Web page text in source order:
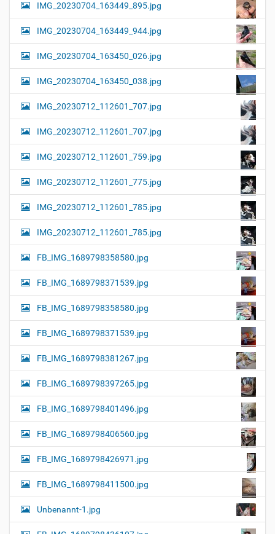
IMG_20230704_163449_895.jpg
IMG_20230704_163449_944.jpg
IMG_20230704_163450_026.jpg
IMG_20230704_163450_038.jpg
IMG_20230712_112601_707.jpg
IMG_20230712_112601_707.jpg
IMG_20230712_112601_759.jpg
IMG_20230712_112601_775.jpg
IMG_20230712_112601_785.jpg
IMG_20230712_112601_785.jpg
FB_IMG_1689798358580.jpg
FB_IMG_1689798371539.jpg
FB_IMG_1689798358580.jpg
FB_IMG_1689798371539.jpg
FB_IMG_1689798381267.jpg
FB_IMG_1689798397265.jpg
FB_IMG_1689798401496.jpg
FB_IMG_1689798406560.jpg
FB_IMG_1689798426971.jpg
FB_IMG_1689798411500.jpg
Unbenannt-1.jpg